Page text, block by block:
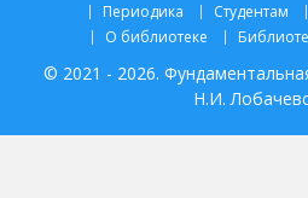
Периодика
Студентам
О библиотеке
© 2021 - 2026.
Н.И.